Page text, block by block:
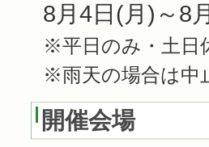
8月4日(月)～8
※平日のみ・土日
※雨天の場合は中
開催会場